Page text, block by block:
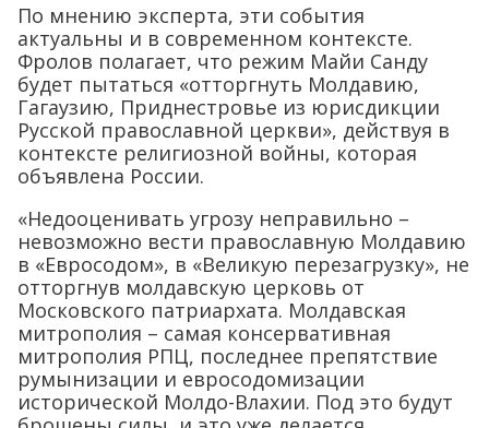
По мнению эксперта, эти события
актуальны и в современном контексте.
Фролов полагает, что режим Майи Санду
будет пытаться «отторгнуть Молдавию,
Гагаузию, Приднестровье из юрисдикции
Русской православной церкви», действуя в
контексте религиозной войны, которая
объявлена России.
«Недооценивать угрозу неправильно –
невозможно вести православную Молдавию
в «Евросодом», в «Великую перезагрузку», не
отторгнув молдавскую церковь от
Московского патриархата. Молдавская
митрополия – самая консервативная
митрополия РПЦ, последнее препятствие
румынизации и евросодомизации
исторической Молдо-Влахии. Под это будут